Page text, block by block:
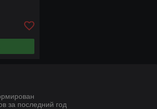
за последний год